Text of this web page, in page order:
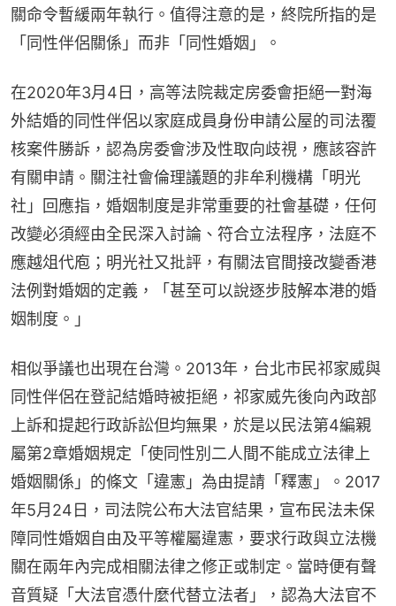
關命令暫緩兩年執行。值得注意的是，終院所指的是
「同性伴侶關係」而非「同性婚姻」。
在2020年3月4日，高等法院裁定房委會拒絕一對海
外結婚的同性伴侶以家庭成員身份申請公屋的司法覆
核案件勝訴，認為房委會涉及性取向歧視，應該容許
有關申請。關注社會倫理議題的非牟利機構「明光
社」回應指，婚姻制度是非常重要的社會基礎，任何
改變必須經由全民深入討論、符合立法程序，法庭不
應越俎代庖；明光社又批評，有關法官間接改變香港
法例對婚姻的定義，「甚至可以說逐步肢解本港的婚
姻制度。」
相似爭議也出現在台灣。2013年，台北市民祁家威與
同性伴侶在登記結婚時被拒絕，祁家威先後向內政部
上訴和提起行政訴訟但均無果，於是以民法第4編親
屬第2章婚姻規定「使同性別二人間不能成立法律上
婚姻關係」的條文「違憲」為由提請「釋憲」。2017
年5月24日，司法院公布大法官結果，宣布民法未保
障同性婚姻自由及平等權屬違憲，要求行政與立法機
關在兩年內完成相關法律之修正或制定。當時便有聲
音質疑「大法官憑什麼代替立法者」，認為大法官不